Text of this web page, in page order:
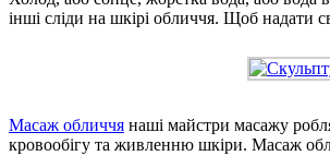
інші сліди на шкірі обличчя. Щоб надати
Масаж обличчя наші майстри масажу
кровообігу та живленню шкіри. Масаж